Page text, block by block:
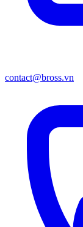
contact@bross.vn